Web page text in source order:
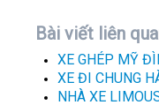
Bài viết liên
XE GHÉP MỸ
XE ĐI CHUNG
NHÀ XE